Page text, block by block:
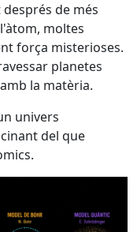
de més
moltes
força misterioses.
planetes
la matèria.
univers
del que